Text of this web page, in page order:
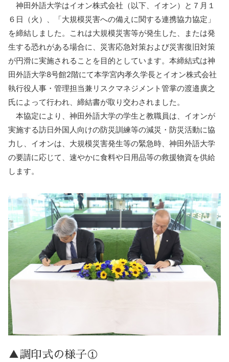
神田外語大学はイオン株式会社（以下、イオン）と７月１
６日（火）、「大規模災害への備えに関する連携協力協定」
を締結しました。これは大規模災害等が発生した、または発
生する恐れがある場合に、災害応急対策および災害復旧対策
が円滑に実施されることを目的としています。本締結式は神
田外語大学8号館2階にて本学宮内孝久学長とイオン株式会社
執行役人事・管理担当兼リスクマネジメント管掌の渡邉廣之
氏によって行われ、締結書が取り交わされました。
本協定により、神田外語大学の学生と教職員は、イオンが
実施する訪日外国人向けの防災訓練等の減災・防災活動に協
力し、イオンは、大規模災害発生等の緊急時、神田外語大学
の要請に応じて、速やかに食料や日用品等の救援物資を供給
します。
▲調印式の様子①